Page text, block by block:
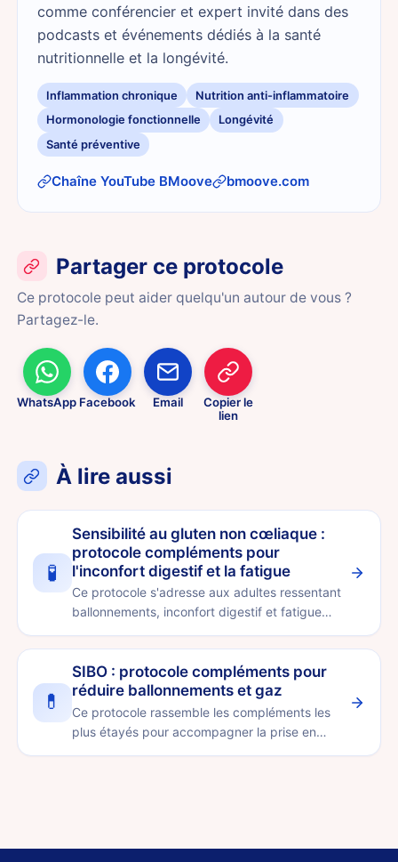
comme conférencier et expert invité dans des
podcasts et événements dédiés à la santé
nutritionnelle et la longévité.
Inflammation chronique
Nutrition anti-inflammatoire
Hormonologie fonctionnelle
Longévité
Santé préventive
Chaîne YouTube BMoove bmoove.com
Partager ce protocole
Ce protocole peut aider quelqu'un autour de vous ?
Partagez-le.
WhatsApp Facebook Email
Copier le
lien
À lire aussi
🧪
Sensibilité au gluten non cœliaque :
protocole compléments pour
l'inconfort digestif et la fatigue
Ce protocole s'adresse aux adultes ressentant
ballonnements, inconfort digestif et fatigue
💊
SIBO : protocole compléments pour
réduire ballonnements et gaz
Ce protocole rassemble les compléments les
plus étayés pour accompagner la prise en